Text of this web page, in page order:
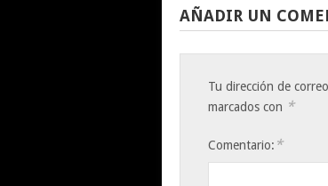
AÑADIR UN
Tu dirección de
marcados con *
Comentario: *